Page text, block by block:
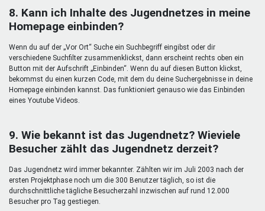
8. Kann ich Inhalte des Jugendnetzes in meine
Homepage einbinden?
Wenn du auf der „Vor Ort“ Suche ein Suchbegriff eingibst oder dir
verschiedene Suchfilter zusammenklickst, dann erscheint rechts oben ein
Button mit der Aufschrift „Einbinden“. Wenn du auf diesen Button klickst,
bekommst du einen kurzen Code, mit dem du deine Suchergebnisse in deine
Homepage einbinden kannst. Das funktioniert genauso wie das Einbinden
eines Youtube Videos.
9. Wie bekannt ist das Jugendnetz? Wieviele
Besucher zählt das Jugendnetz derzeit?
Das Jugendnetz wird immer bekannter. Zählten wir im Juli 2003 nach der
ersten Projektphase noch um die 300 Benutzer täglich, so ist die
durchschnittliche tägliche Besucherzahl inzwischen auf rund 12.000
Besucher pro Tag gestiegen.